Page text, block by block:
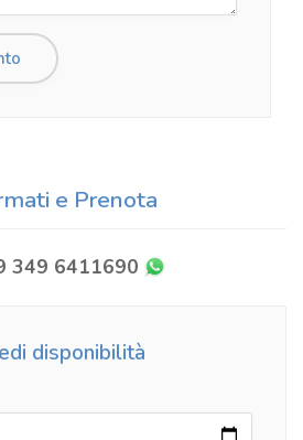
e Prenota
349 6411690
disponibilità